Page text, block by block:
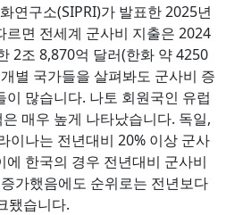
연구소(SIPRI)가 발표한 2025년
르면 전세계 군사비 지출은 2024
2조 8,870억 달러(한화 약 4250
별 국가들을 살펴봐도 군사비 증
이 많습니다. 나토 회원국인 유럽
매우 높게 나타났습니다. 독일,
이나는 전년대비 20% 이상 군사
에 한국의 경우 전년대비 군사비
가했음에도 순위로는 전년보다
됐습니다.